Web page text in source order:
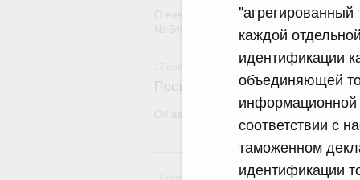
каждой
идентификации
объединяющей
информационной
соответствии с
таможенном
идентификации
О внесении изменений в постановление
Постановление Правительства
Об авансировании государственного